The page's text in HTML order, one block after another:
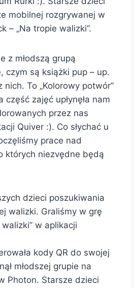
mobilnej rozgrywanej w
– „Na tropie walizki”.
z młodszą grupą
czym są książki pup – up.
nich. To „Kolorowy potwór”
część zajęć upłynęła nam
przez nas
Quiver :). Co słychać u
prace nad
których niezvędne będą
dzieci poszukiwania
walizki. Graliśmy w grę
w aplikacji
kody QR do swojej
młodszej grupie na
Photon. Starsze dzieci